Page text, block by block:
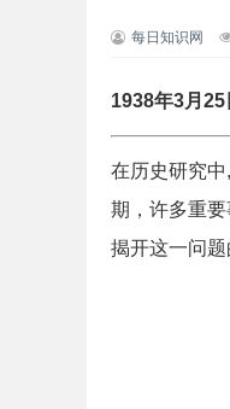
每日知识网
1938年3月
在历史研究
期，许多重
揭开这一问题